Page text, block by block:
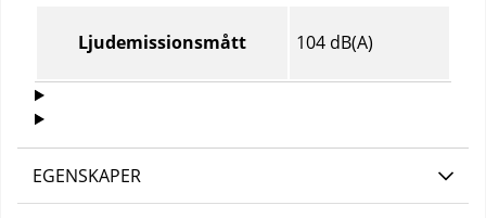
Ljudemissionsmått 104 dB(A)
EGENSKAPER